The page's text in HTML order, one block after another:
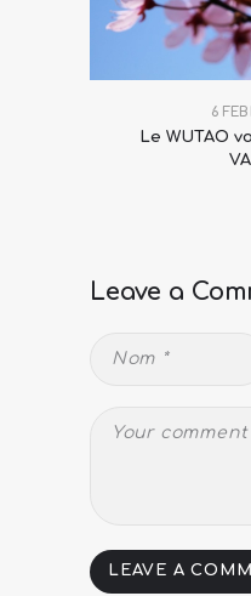
6
Le WUTAO
Leave a